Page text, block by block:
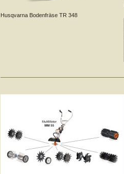
Husqvarna Bodenfräse TR 348